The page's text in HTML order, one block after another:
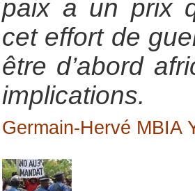
paix a un prix
cet effort de
être d’abord
implications.
Germain-Hervé MBIA